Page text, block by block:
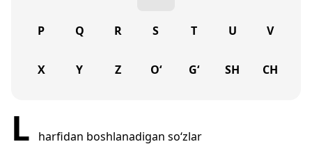
P Q R S T U V
X Y Z O‘ G‘ SH CH
L harfidan boshlanadigan so‘zlar